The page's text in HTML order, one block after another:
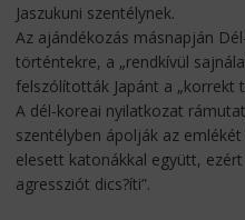
Jaszukuni szentélynek.
Az ajándékozás másnapján
történtekre, a „rendkívül
felszólították Japánt a „korrekt
A dél-koreai nyilatkozat
szentélyben ápolják az
elesett katonákkal együtt,
agressziót dics?íti”.